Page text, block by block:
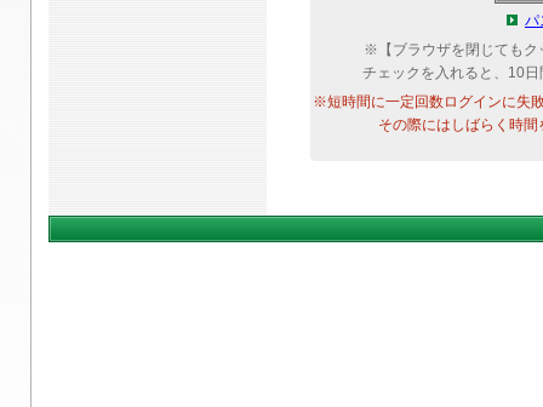
パ
※【ブラウザを閉じてもク
チェックを入れると、10
※短時間に一定回数ログインに失
その際にはしばらく時